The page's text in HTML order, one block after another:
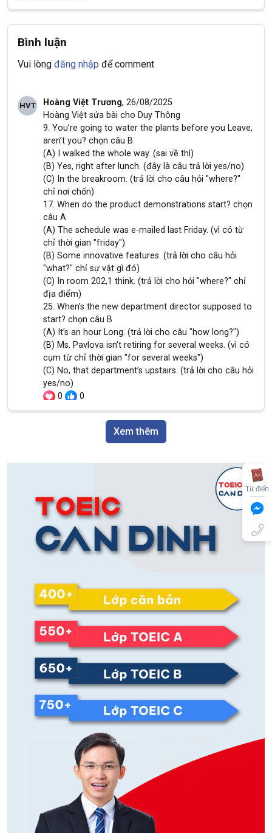
Từ điển
Bình luận
Vui lòng đăng nhập để comment
HVT Hoàng Việt Trương, 26/08/2025
Hoàng Việt sửa bài cho Duy Thông
9. You’re going to water the plants before you Leave,
aren’t you? chọn câu B
(A) I walked the whole way. (sai về thì)
(B) Yes, right after lunch. (đây là câu trả lời yes/no)
(C) In the breakroom. (trả lời cho câu hỏi "where?"
chỉ nơi chốn)
17. When do the product demonstrations start? chọn
câu A
(A) The schedule was e-mailed last Friday. (vì có từ
chỉ thời gian "friday")
(B) Some innovative features. (trả lời cho câu hỏi
"what?" chỉ sự vật gì đó)
(C) In room 202,1 think. (trả lời cho hỏi "where?" chỉ
địa điểm)
25. When’s the new department director supposed to
start? chọn câu B
(A) It’s an hour Long. (trả lời cho câu "how long?")
(B) Ms. Pavlova isn’t retiring for several weeks. (vì có
cụm từ chỉ thời gian "for several weeks")
(C) No, that department’s upstairs. (trả lời cho câu hỏi
yes/no)
0
0
TN5ct,41g2-
- done 1/2 phí ngày 14.8 ( phí còn lại lần 2 2tr105)
25. When’s the new department director supposed to
(A) It’s an hour long → Trả lời cho câu hỏi “How
long…?” (Hỏi về thời lượng), không trả lời “khi nào bắt
đầu”.
(B) Ms. Pavlova isn’t retiring for several weeks.
(C) No, that department’s upstairs → Trả lời cho câu
hỏi “Where…?” (Hỏi về địa điểm), không trả lời về thời
26. Should I deliver these pizzas, or will you? (=>
Chọn C)
(A) No thanks—I’m not hungry. → Trả lời cho câu hỏi
“Do you want to eat?” hoặc từ chối một lời mời,
không trả lời về việc giao pizza.
(B) Ten dollars for two. → Trả lời cho câu hỏi “How
much does it cost?”, không liên quan đến việc ai sẽ
giao pizza.
(C) They’re being picked up.
27. This month's shipment schedule has been revised.
(=> Chọn B)
(A) I couldn’t find them either. → Trả lời cho câu hỏi
“Where are they?” hoặc biểu hiện khó khăn trong việc
tìm kiếm, không phản hồi về lịch trình.
(B) Which dates have been changed?
(C) Two dollars per pound. → Trả lời cho câu hỏi
“How much does it cost?” hoặc giá cả hàng hóa,
không liên quan đến ngày thay đổi trong lịch vận
chuyển.
Xem thêm